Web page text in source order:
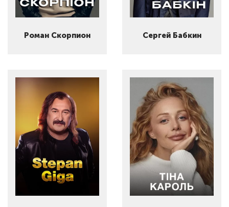
Роман Скорпион Сергей Бабкин